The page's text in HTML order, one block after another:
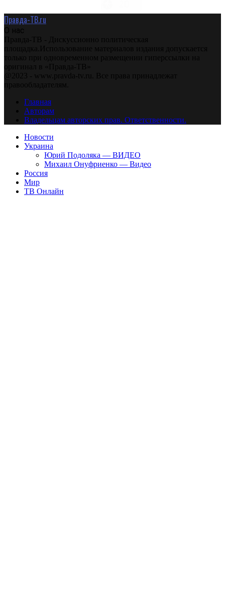
Правда-ТВ.ru
О нас
Правда-ТВ - Дискуссионно политическая
площадка.Использование материалов издания допускается
только при одновременном размещении гиперссылки на
оригинал в «Правда-ТВ»
@2023 - www.pravda-tv.ru. Все права принадлежат
правообладателям.
Главная
Авторам
Владельцам авторских прав. Ответственности.
Новости
Украина
Юрий Подоляка — ВИДЕО
Михаил Онуфриенко — Видео
Россия
Мир
ТВ Онлайн